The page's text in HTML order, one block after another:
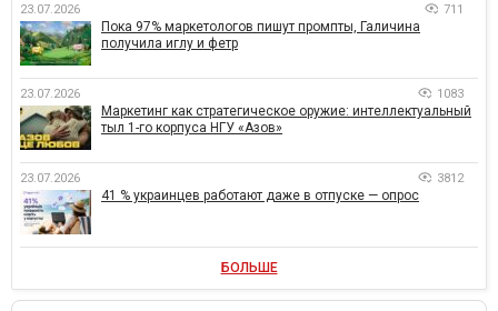
23.07.2026 711
Пока 97% маркетологов пишут промпты, Галичина
получила иглу и фетр
23.07.2026 1083
Маркетинг как стратегическое оружие: интеллектуальный
тыл 1-го корпуса НГУ «Азов»
23.07.2026 3812
41 % украинцев работают даже в отпуске — опрос
БОЛЬШЕ